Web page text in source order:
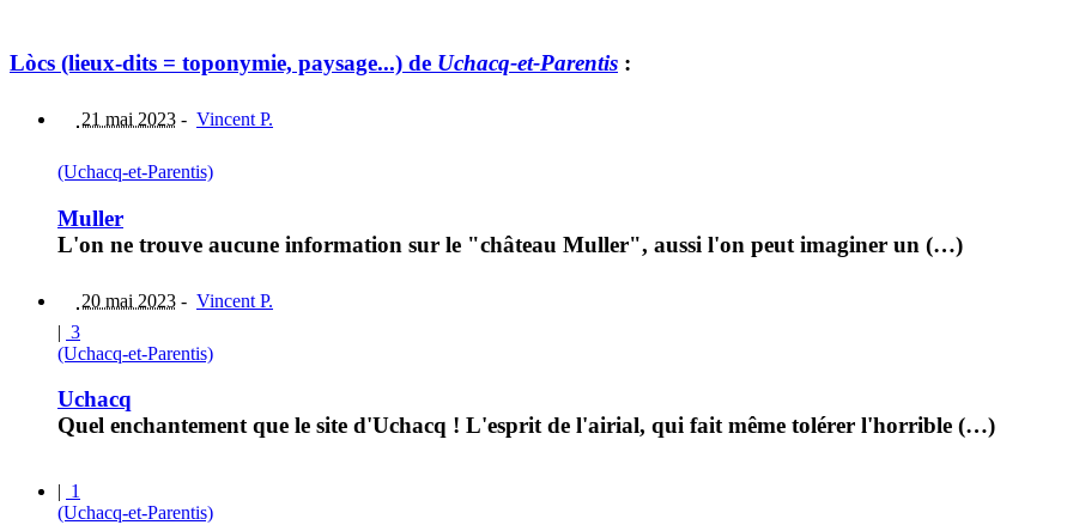
Lòcs (lieux-dits = toponymie, paysage...) de Uchacq-et-Parentis :
21 mai 2023 - Vincent P.
(Uchacq-et-Parentis)
Muller
L'on ne trouve aucune information sur le "château Muller", aussi l'on peut imaginer un (…)
20 mai 2023 - Vincent P.
| 3
(Uchacq-et-Parentis)
Uchacq
Quel enchantement que le site d'Uchacq ! L'esprit de l'airial, qui fait même tolérer l'horrible (…)
| 1
(Uchacq-et-Parentis)